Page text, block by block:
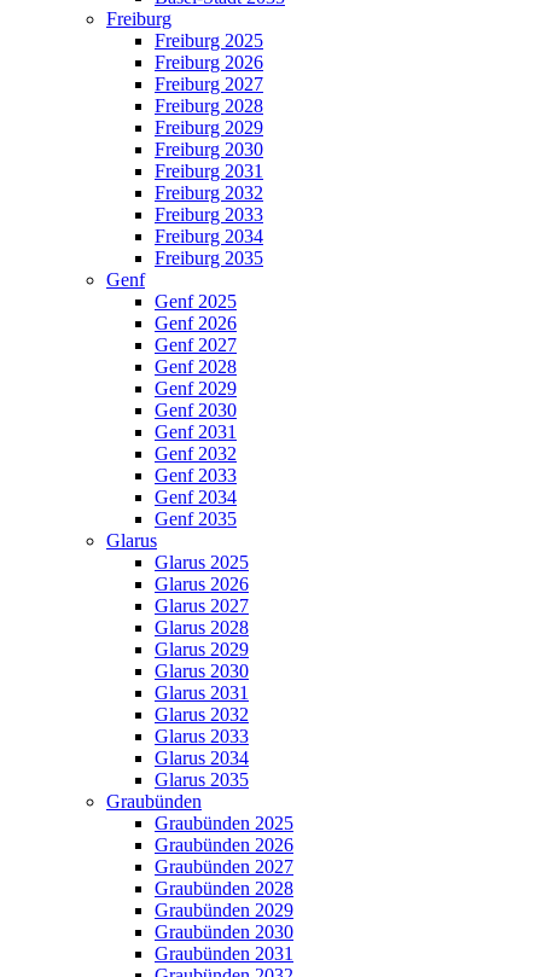
Freiburg
Freiburg 2025
Freiburg 2026
Freiburg 2027
Freiburg 2028
Freiburg 2029
Freiburg 2030
Freiburg 2031
Freiburg 2032
Freiburg 2033
Freiburg 2034
Freiburg 2035
Genf
Genf 2025
Genf 2026
Genf 2027
Genf 2028
Genf 2029
Genf 2030
Genf 2031
Genf 2032
Genf 2033
Genf 2034
Genf 2035
Glarus
Glarus 2025
Glarus 2026
Glarus 2027
Glarus 2028
Glarus 2029
Glarus 2030
Glarus 2031
Glarus 2032
Glarus 2033
Glarus 2034
Glarus 2035
Graubünden
Graubünden 2025
Graubünden 2026
Graubünden 2027
Graubünden 2028
Graubünden 2029
Graubünden 2030
Graubünden 2031